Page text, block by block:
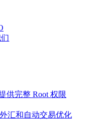
供完整 Root 权限
汇和自动交易优化